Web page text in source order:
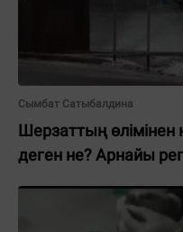
Сымбат Сатыбалдина
Шерзаттың өлімінен
деген не? Арнайы